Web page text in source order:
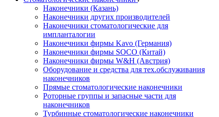
Наконечники (Казань)
Наконечники других производителей
Наконечники стоматологические для
импланталогии
Наконечники фирмы Kavo (Германия)
Наконечники фирмы SOCO (Китай)
Наконечники фирмы W&H (Австрия)
Оборудование и средства для тех.обслуживания
наконечников
Прямые стоматологические наконечники
Роторные группы и запасные части для
наконечников
Турбинные стоматологические наконечники